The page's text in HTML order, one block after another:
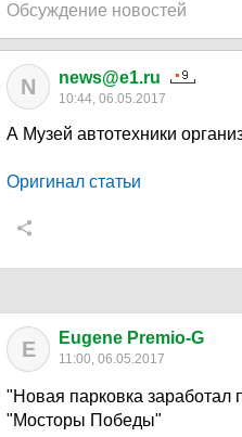
Обсуждение новостей
N news@e1.ru
10:44, 06.05.2017
А Музей автотехники
Оригинал статьи
E Eugene Premio-G
11:00, 06.05.2017
"Новая парковка заработал
"Мосторы Победы"